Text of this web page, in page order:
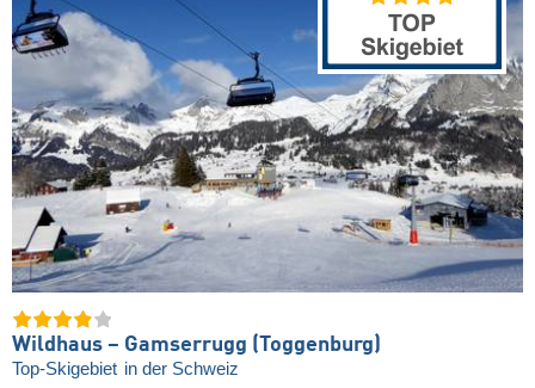
Wildhaus – Gamserrugg (Toggenburg)
Top-Skigebiet in der Schweiz